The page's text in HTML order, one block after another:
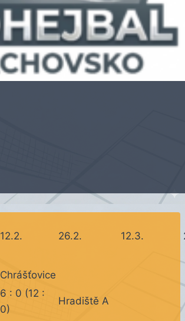
12.2. 26.2. 12.3.
Chrášťovice
6 : 0 (12 :
0)
Hradiště A